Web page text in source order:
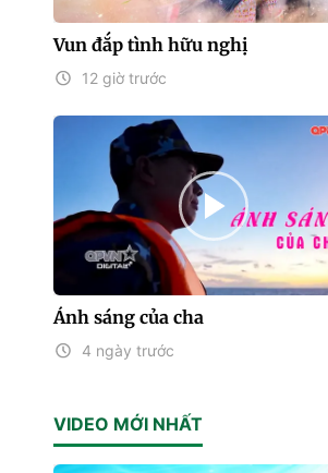
Vun đắp tình hữu nghị
12 giờ trước
Ánh sáng của cha
4 ngày trước
VIDEO MỚI NHẤT